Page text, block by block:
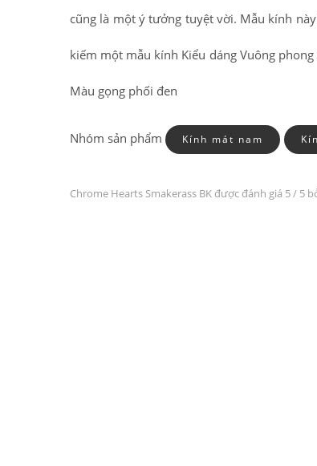
cũng là một ý tưởng tuyệt vời. Mẫu kính
kiếm một mẫu kính Kiểu dáng Vuông
Màu gọng phối đen
Nhóm sản phẩm Kính mát nam
Chrome Hearts Smakerass BK được đánh giá 5/ 5